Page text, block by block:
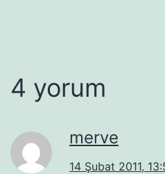
4 yorum
merve
14 Şubat 2011,